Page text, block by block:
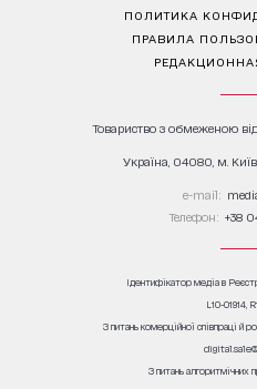
ПОЛИТИКА
ПРАВИЛА
Товариство з обмеженою
Україна, 04080, м.
е-mail:
Телефон: +38
Ідентифікатор медіа в
L10-01914,
З питань комерційної співпраці й
З питань алгоритмічних